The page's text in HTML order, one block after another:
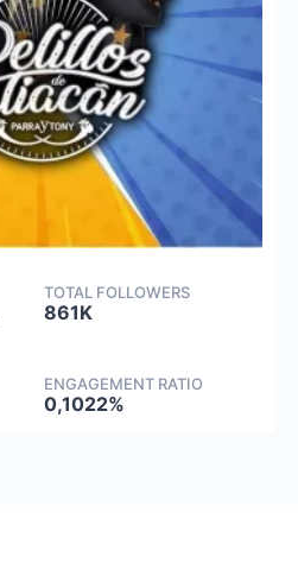
TOTAL FOLLOWERS
861K
ENGAGEMENT RATIO
0,1022%